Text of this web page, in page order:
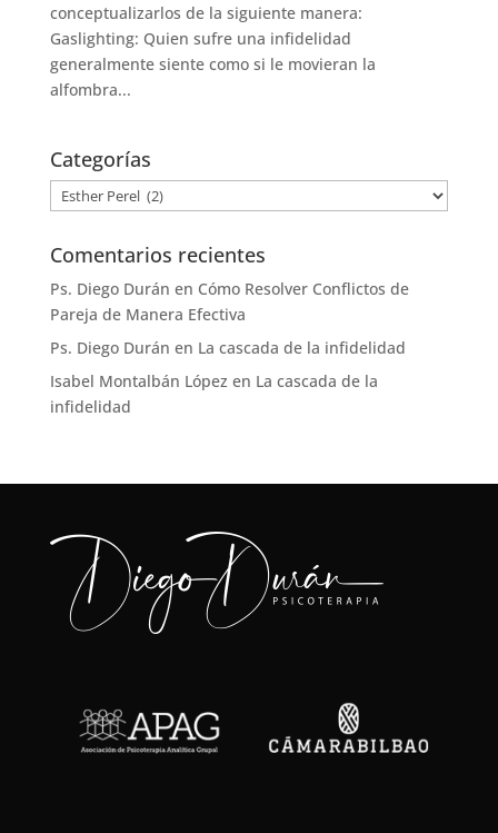
conceptualizarlos de la siguiente manera:
Gaslighting: Quien sufre una infidelidad
generalmente siente como si le movieran la
alfombra...
Categorías
Categorías
Comentarios recientes
Ps. Diego Durán en Cómo Resolver Conflictos de
Pareja de Manera Efectiva
Ps. Diego Durán en La cascada de la infidelidad
Isabel Montalbán López en La cascada de la
infidelidad